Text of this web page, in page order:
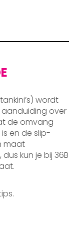
wordt
over
de omvang
en de slip-
maat
kun je bij 36B